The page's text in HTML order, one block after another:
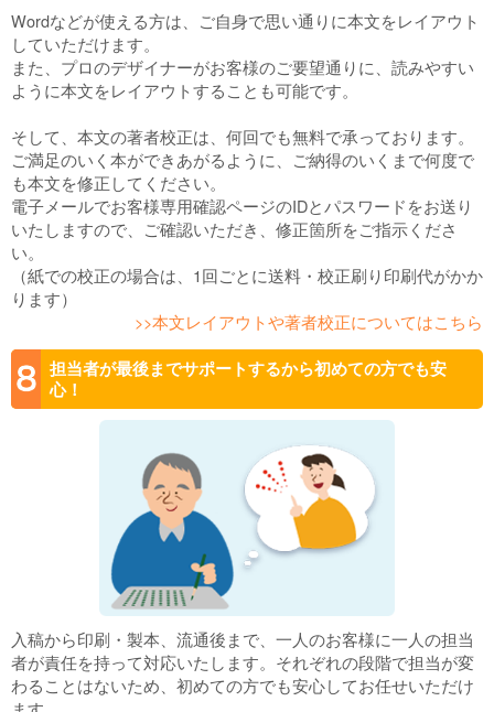
Wordなどが使える方は、ご自身で思い通りに本文をレイアウト
していただけます。
また、プロのデザイナーがお客様のご要望通りに、読みやすい
ように本文をレイアウトすることも可能です。
そして、本文の著者校正は、何回でも無料で承っております。
ご満足のいく本ができあがるように、ご納得のいくまで何度で
も本文を修正してください。
電子メールでお客様専用確認ページのIDとパスワードをお送り
いたしますので、ご確認いただき、修正箇所をご指示くださ
い。
（紙での校正の場合は、1回ごとに送料・校正刷り印刷代がかか
ります）
>>本文レイアウトや著者校正についてはこちら
担当者が最後までサポートするから初めての方でも安
心！
入稿から印刷・製本、流通後まで、一人のお客様に一人の担当
者が責任を持って対応いたします。それぞれの段階で担当が変
わることはないため、初めての方でも安心してお任せいただけ